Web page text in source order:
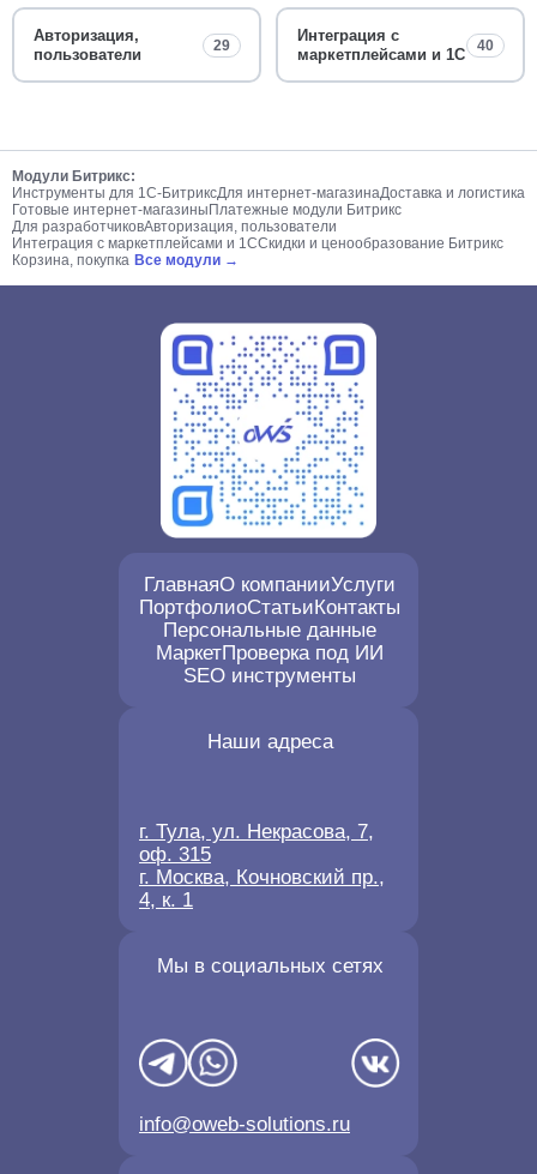
Авторизация,
пользователи
29
Интеграция с
маркетплейсами и 1С
40
Модули Битрикс:
Инструменты для 1С-БитриксДля интернет-магазинаДоставка и логистика
Готовые интернет-магазины Платежные модули Битрикс
Для разработчиковАвторизация, пользователи
Интеграция с маркетплейсами и 1ССкидки и ценообразование Битрикс
Корзина, покупка Все модули →
ГлавнаяО компанииУслуги
ПортфолиоСтатьиКонтакты
Персональные данные
МаркетПроверка под ИИ
SEO инструменты
Мы в социальных сетях
info@oweb-solutions.ru
Наши адреса
г. Тула, ул. Некрасова, 7,
оф. 315
г. Москва, Кочновский пр.,
4, к. 1